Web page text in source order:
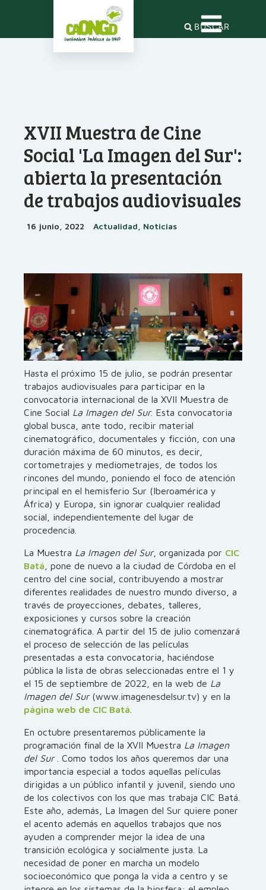
BUSCAR
XVII Muestra de Cine
Social 'La Imagen del Sur':
abierta la presentación
de trabajos audiovisuales
16 junio, 2022 Actualidad, Noticias
Hasta el próximo 15 de julio, se podrán presentar
trabajos audiovisuales para participar en la
convocatoria internacional de la XVII Muestra de
Cine Social La Imagen del Sur. Esta convocatoria
global busca, ante todo, recibir material
cinematográfico, documentales y ficción, con una
duración máxima de 60 minutos, es decir,
cortometrajes y mediometrajes, de todos los
rincones del mundo, poniendo el foco de atención
principal en el hemisferio Sur (Iberoamérica y
África) y Europa, sin ignorar cualquier realidad
social, independientemente del lugar de
procedencia.
La Muestra La Imagen del Sur, organizada por CIC
Batá , pone de nuevo a la ciudad de Córdoba en el
centro del cine social, contribuyendo a mostrar
diferentes realidades de nuestro mundo diverso, a
través de proyecciones, debates, talleres,
exposiciones y cursos sobre la creación
cinematográfica. A partir del 15 de julio comenzará
el proceso de selección de las películas
presentadas a esta convocatoria, haciéndose
pública la lista de obras seleccionadas entre el 1 y
el 15 de septiembre de 2022, en la web de La
Imagen del Sur(www.imagenesdelsur.tv) y en la
página web de CIC Batá
En octubre presentaremos públicamente la
programación final de la XVII Muestra La Imagen
del Sur. Como todos los años queremos dar una
importancia especial a todos aquellas películas
dirigidas a un público infantil y juvenil, siendo uno
de los colectivos con los que mas trabaja CIC Batá.
Este año, además, La Imagen del Sur quiere poner
el acento además en aquellos trabajos que nos
ayuden a comprender mejor la idea de una
transición ecológica y socialmente justa. La
necesidad de poner en marcha un modelo
socioeconómico que ponga la vida a centro y se